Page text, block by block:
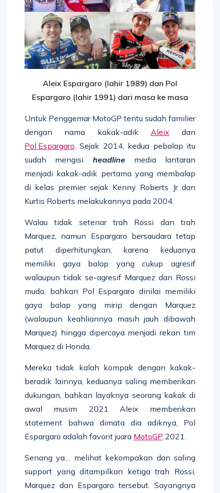
Aleix Espargaro (lahir 1989) dan Pol
Espargaro (lahir 1991) dari masa ke masa
Untuk Penggemar MotoGP tentu sudah familier
dengan nama kakak-adik Aleix dan
Pol Espargaro . Sejak 2014, kedua pebalap itu
sudah mengisi headlinemedia lantaran
menjadi kakak-adik pertama yang membalap
di kelas premier sejak Kenny Roberts Jr dan
Kurtis Roberts melakukannya pada 2004.
Walau tidak setenar trah Rossi dan trah
Marquez, namun Espargaro bersaudara tetap
patut diperhitungkan, karena keduanya
memiliki gaya balap yang cukup agresif
walaupun tidak se-agresif Marquez dan Rossi
muda, bahkan Pol Espargaro dinilai memiliki
gaya balap yang mirip dengan Marquez
(walaupun keahliannya masih jauh dibawah
Marquez) hingga dipercaya menjadi rekan tim
Marquez di Honda.
Mereka tidak kalah kompak dengan kakak-
beradik lainnya, keduanya saling memberikan
dukungan, bahkan layaknya seorang kakak di
awal musim 2021 Aleix memberikan
statement bahwa dimata dia adiknya, Pol
Espargaro adalah favorit juara MotoGP 2021.
Senang ya… melihat kekompakan dan saling
support yang ditampilkan ketiga trah Rossi,
Marquez dan Espargaro tersebut. Sayangnya